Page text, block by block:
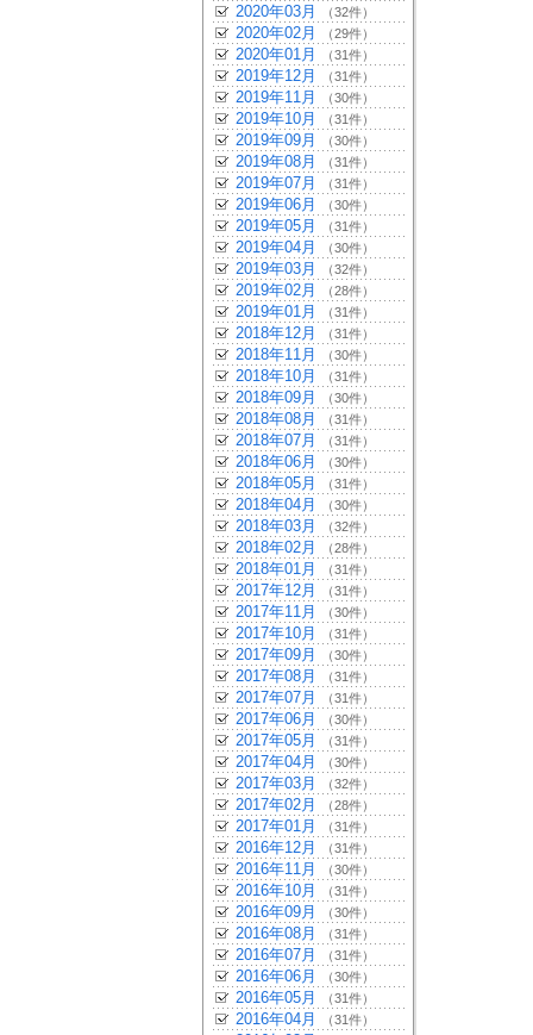
2020年03月 （32件）
2020年02月 （29件）
2020年01月 （31件）
2019年12月 （31件）
2019年11月 （30件）
2019年10月 （31件）
2019年09月 （30件）
2019年08月 （31件）
2019年07月 （31件）
2019年06月 （30件）
2019年05月 （31件）
2019年04月 （30件）
2019年03月 （32件）
2019年02月 （28件）
2019年01月 （31件）
2018年12月 （31件）
2018年11月 （30件）
2018年10月 （31件）
2018年09月 （30件）
2018年08月 （31件）
2018年07月 （31件）
2018年06月 （30件）
2018年05月 （31件）
2018年04月 （30件）
2018年03月 （32件）
2018年02月 （28件）
2018年01月 （31件）
2017年12月 （31件）
2017年11月 （30件）
2017年10月 （31件）
2017年09月 （30件）
2017年08月 （31件）
2017年07月 （31件）
2017年06月 （30件）
2017年05月 （31件）
2017年04月 （30件）
2017年03月 （32件）
2017年02月 （28件）
2017年01月 （31件）
2016年12月 （31件）
2016年11月 （30件）
2016年10月 （31件）
2016年09月 （30件）
2016年08月 （31件）
2016年07月 （31件）
2016年06月 （30件）
2016年05月 （31件）
2016年04月 （31件）